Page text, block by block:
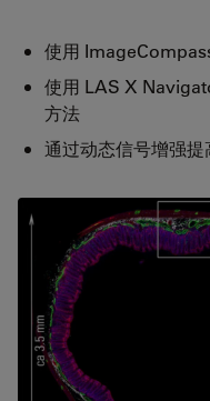
使用
使用 LAS X
方法
通过动态信号增强